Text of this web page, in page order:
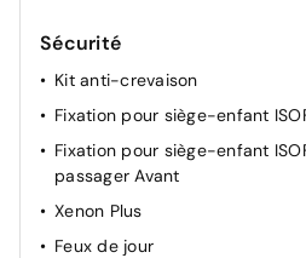
Pack Sport S line
Sécurité
Kit anti-crevaison
Fixation pour siège-enfant
Fixation pour siège-enfant
passager Avant
Xenon Plus
Feux de jour